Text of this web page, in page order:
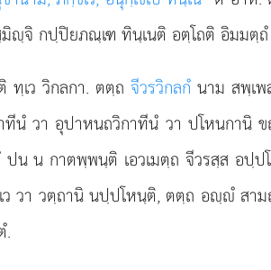
จิ กปฺปิยภณฺเฑ ทินฺเนติ อตฺโถติ อิมมตฺถํ
ทฺเว วิกลกา. ตตฺถจีวรวิกลกํ นาม สพฺเ
วา อุปาหนถวิกาทีนํ วา ปโหนกานิ ข
น กาตพฺพนฺติ เอวเมตฺถ จีวรสฺส อปฺป
เว วา วตฺถานิ นปฺปโหนฺติ, ตตฺถ อฺํ
.